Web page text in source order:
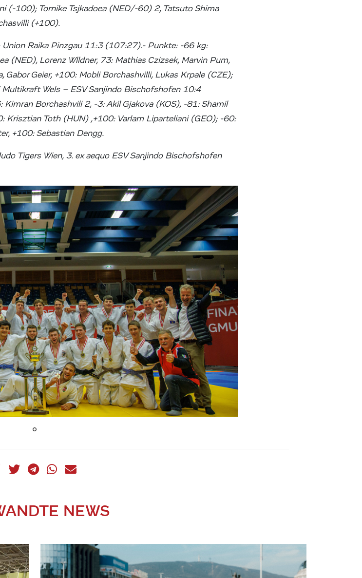
(-100); Tornike Tsjkadoea (NED/-60) 2, Tatsuto Shima
(+100).
Raika Pinzgau 11:3 (107:27).- Punkte: -66 kg:
(NED), Lorenz Wlldner, 73: Mathias Czizsek, Marvin Pum,
Gabor Geier, +100: Mobli Borchashvilli, Lukas Krpale (CZE);
Wels – ESV Sanjindo Bischofshofen 10:4
Borchashvili 2, -3: Akil Gjakova (KOS), -81: Shamil
Krisztian Toth (HUN) ,+100: Varlam Liparteliani (GEO); -60:
+100: Sebastian Dengg.
Tigers Wien, 3. ex aequo ESV Sanjindo Bischofshofen
NEWS